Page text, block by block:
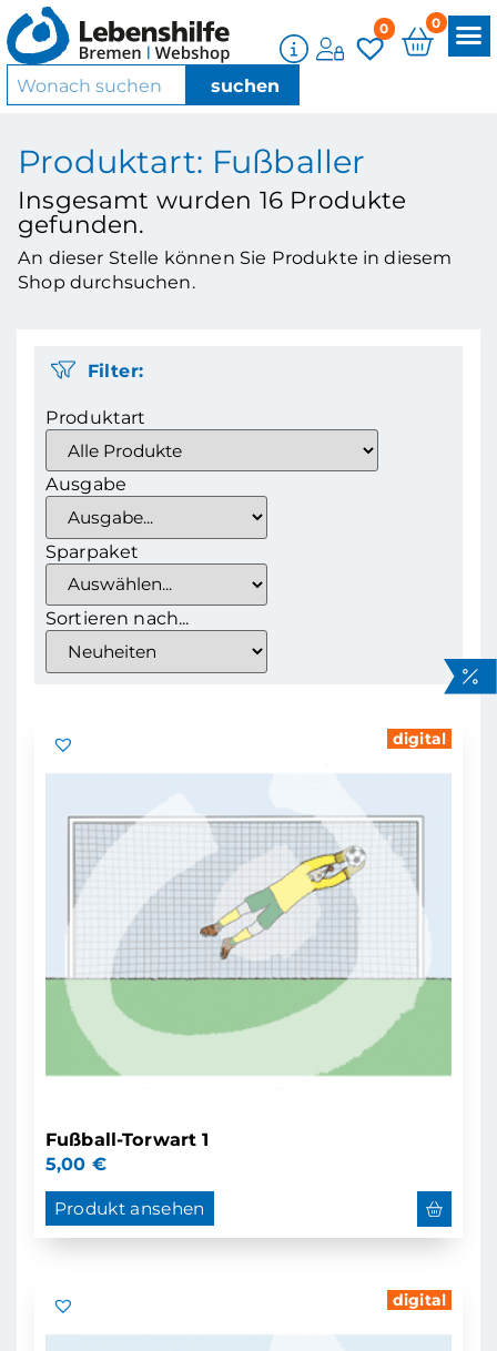
0 0
Produktart: Fußballer
Insgesamt wurden 16 Produkte
gefunden.
An dieser Stelle können Sie Produkte in diesem
Shop durchsuchen.
Filter:
Produktart
Ausgabe
Sparpaket
Sortieren nach...
digital
Fußball-Torwart 1
5,00 €
Produkt ansehen
digital